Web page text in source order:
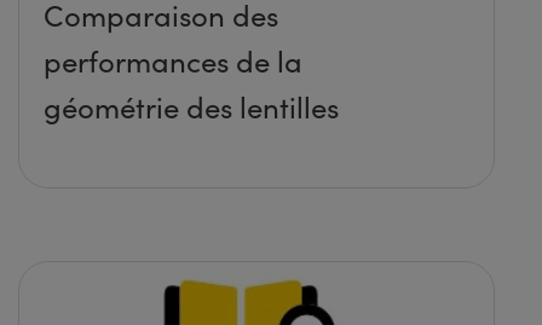
Comparaison des
performances de la
géométrie des lentilles